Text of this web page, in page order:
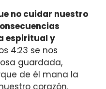
no cuidar nuestro
espiritual y
4:23 se nos
guardada,
de él mana la
corazón,